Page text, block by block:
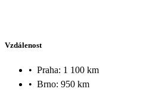
Vzdálenost
• Praha: 1 100 km
• Brno: 950 km